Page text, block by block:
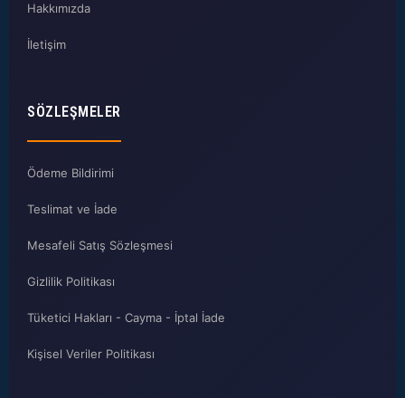
Hakkımızda
İletişim
SÖZLEŞMELER
Ödeme Bildirimi
Teslimat ve İade
Mesafeli Satış Sözleşmesi
Gizlilik Politikası
Tüketici Hakları - Cayma - İptal İade
Kişisel Veriler Politikası